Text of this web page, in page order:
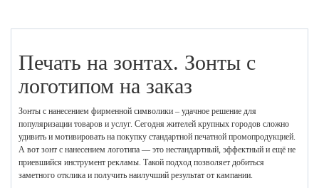
Печать на зонтах. Зонты с
логотипом на заказ
Зонты с нанесением фирменной символики – удачное решение для
популяризации товаров и услуг. Сегодня жителей крупных городов сложно
удивить и мотивировать на покупку стандартной печатной промопродукцией.
А вот зонт с нанесением логотипа — это нестандартный, эффектный и ещё не
приевшийся инструмент рекламы. Такой подход позволяет добиться
заметного отклика и получить наилучший результат от кампании.